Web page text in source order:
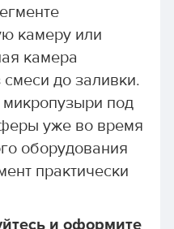
камеру или
камера
смеси до заливки.
под
уже во время
оборудования
практически
и оформите